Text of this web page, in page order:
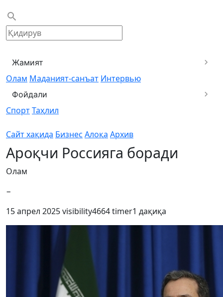
Жамият
Олам Маданият-санъат Интервью
Фойдали
СпортТаҳлил
Сайт хақида Бизнес Алоқа Архив
Ароқчи Россияга боради
Олам
−
15 апрел 2025visibility4664timer1 дақиқа